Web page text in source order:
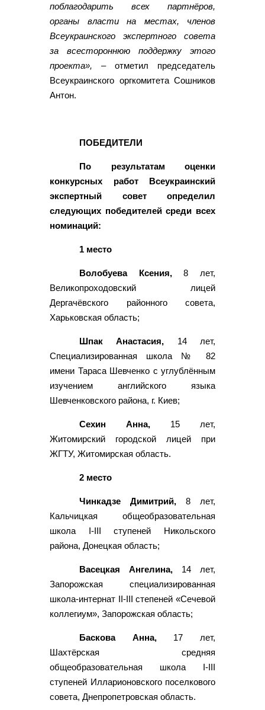
поблагодарить всех партнёров,
органы власти на местах, членов
Всеукраинского экспертного совета
за всестороннюю поддержку этого
проекта», – отметил председатель
Всеукраинского оргкомитета Сошников
Антон.
ПОБЕДИТЕЛИ
По результатам оценки
конкурсных работ Всеукраинский
экспертный совет определил
следующих победителей среди всех
номинаций:
1 место
Волобуева Ксения,8 лет,
Великопроходовский лицей
Дергачёвского районного совета,
Харьковская область;
Шпак Анастасия, 14 лет,
Специализированная школа № 82
имени Тараса Шевченко с углублённым
изучением английского языка
Шевченковского района, г. Киев;
Сехин Анна, 15 лет,
Житомирский городской лицей при
ЖГТУ, Житомирская область.
2 место
Чинкадзе Димитрий, 8 лет,
Кальчицкая общеобразовательная
школа I-III ступеней Никольского
района, Донецкая область;
Васецкая Ангелина, 14 лет,
Запорожская специализированная
школа-интернат II-III степеней «Сечевой
коллегиум», Запорожская область;
Баскова Анна,17 лет,
Шахтёрская средняя
общеобразовательная школа I-III
ступеней Илларионовского поселкового
совета, Днепропетровская область.